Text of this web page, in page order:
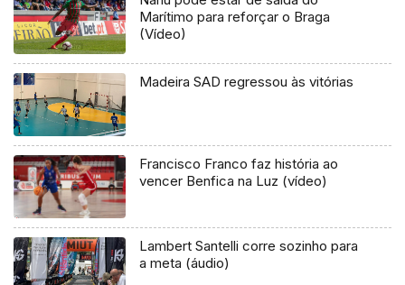
Marítimo para reforçar o Braga
(Vídeo)
Madeira SAD regressou às vitórias
Francisco Franco faz história ao
vencer Benfica na Luz (vídeo)
Lambert Santelli corre sozinho para
a meta (áudio)